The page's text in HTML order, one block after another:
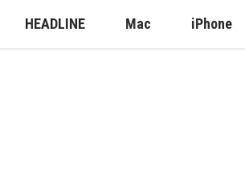
HEADLINE Mac iPhone